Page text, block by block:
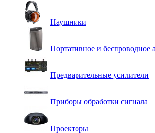
Наушники
Портативное и беспроводное
Предварительные усилители
Приборы обработки сигнала
Проекторы